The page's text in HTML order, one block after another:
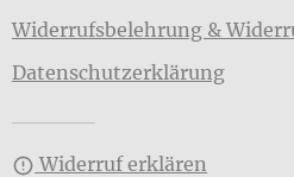
Widerrufsbelehrung &
Datenschutzerklärung
Widerruf erklären